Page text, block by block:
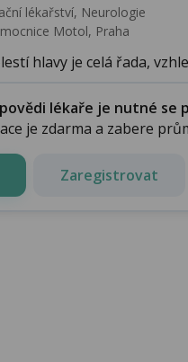
lékařství‎, Neurologie
Motol, Praha
hlavy je celá řada,
lékaře je nutné se
je zdarma a zabere
Zaregistrovat